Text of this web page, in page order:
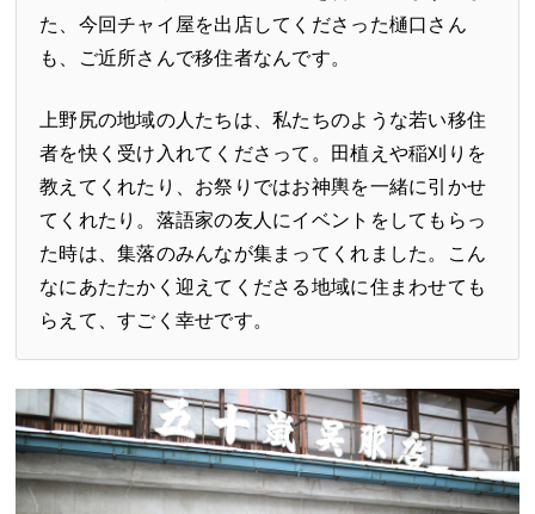
た、今回チャイ屋を出店してくださった樋口さん
も、ご近所さんで移住者なんです。
上野尻の地域の人たちは、私たちのような若い移住
者を快く受け入れてくださって。田植えや稲刈りを
教えてくれたり、お祭りではお神輿を一緒に引かせ
てくれたり。落語家の友人にイベントをしてもらっ
た時は、集落のみんなが集まってくれました。こん
なにあたたかく迎えてくださる地域に住まわせても
らえて、すごく幸せです。